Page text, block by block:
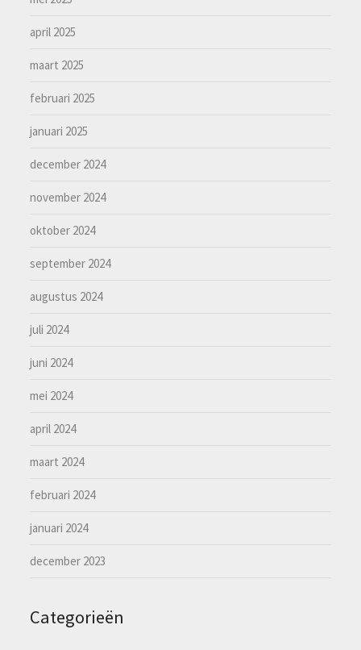
april 2025
maart 2025
februari 2025
januari 2025
december 2024
november 2024
oktober 2024
september 2024
augustus 2024
juli 2024
juni 2024
mei 2024
april 2024
maart 2024
februari 2024
januari 2024
december 2023
Categorieën